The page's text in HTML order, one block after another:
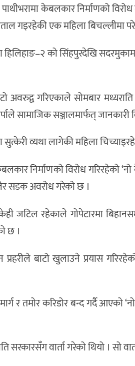
केबलकार निर्माणको
गइरहेकी एक महिला बिचल्लीमा
को सिंहपुरदेखि सदरमुकाम
अवरुद्व गरिएकाले सोमबार
सामाजिक सञ्जालमार्फत् जानकारी
व्यथा लागेकी महिला
निर्माणको विरोध गरिरहेको
सडक अवरोध गरेको छ ।
जटिल रहेकाले गोपेटारमा
छ ।
बाटो खुलाउने प्रयास
र तमोर करिडोर बन्द गर्दै
सरकारसँग वार्ता गरेको थियो । सो